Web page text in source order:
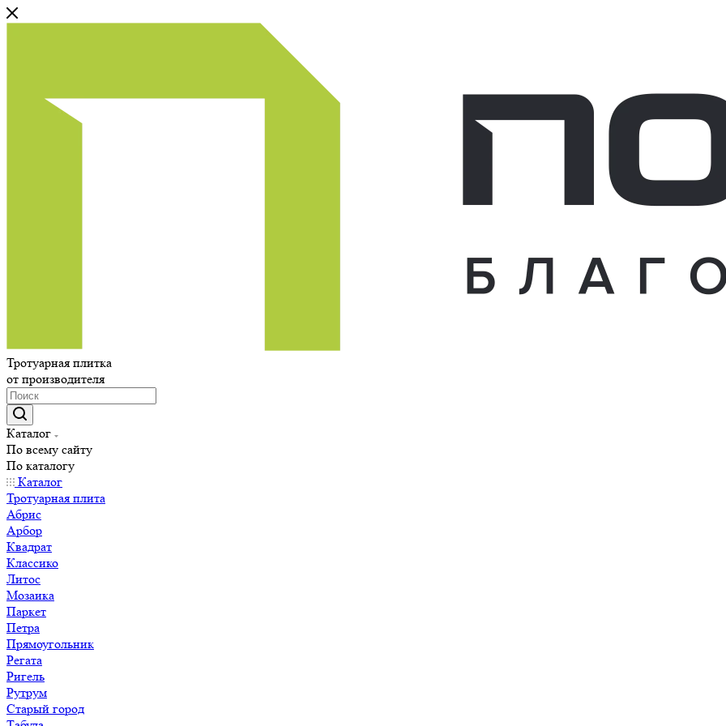
Тротуарная плитка
от производителя
Каталог
По всему сайту
По каталогу
Каталог
Тротуарная плита
Абрис
Арбор
Квадрат
Классико
Литос
Мозаика
Паркет
Петра
Прямоугольник
Регата
Ригель
Рутрум
Старый город